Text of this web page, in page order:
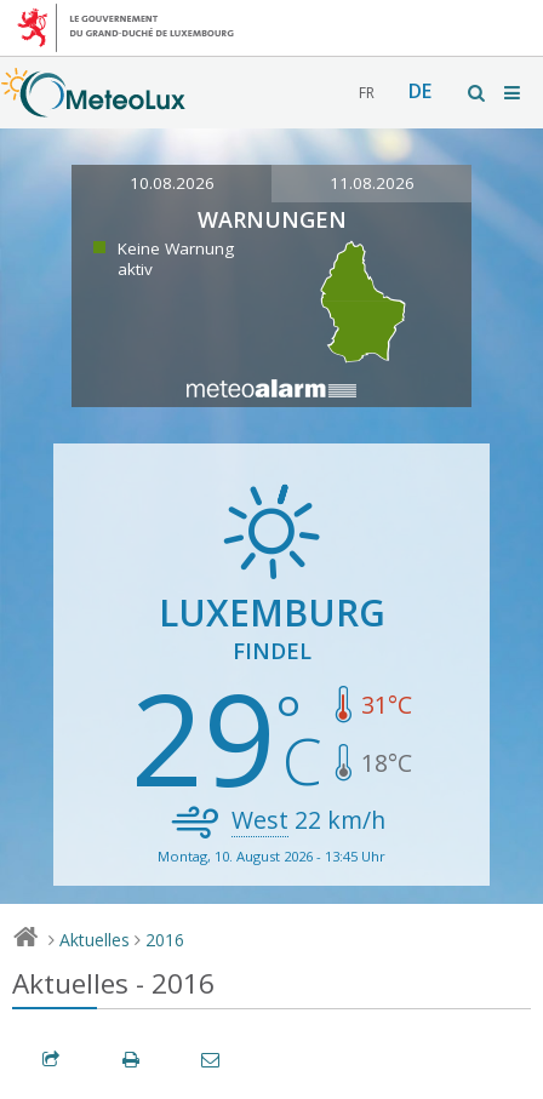
FR DE
10.08.2026 11.08.2026
WARNUNGEN
Keine Warnung
aktiv
LUXEMBURG
FINDEL
29 31°C
18°C
West 22 km/h
Montag, 10. August 2026 - 13:45 Uhr
> Aktuelles > 2016
Aktuelles - 2016